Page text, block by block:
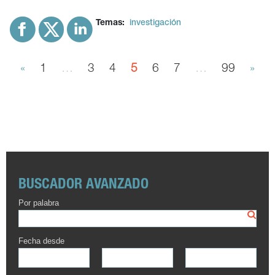
Temas: investigación
« 1 … 3 4 5 6 7 … 99 »
BUSCADOR AVANZADO
Por palabra
Fecha desde